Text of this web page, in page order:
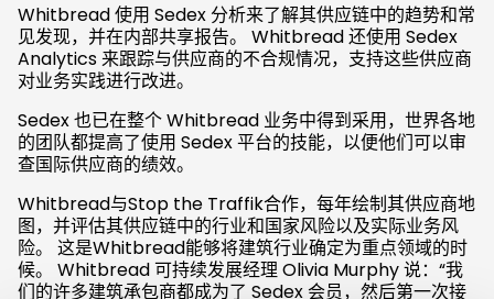
Whitbread 使用 Sedex 分析来了解其供应链中的趋势和常
见发现，并在内部共享报告。 Whitbread 还使用 Sedex
Analytics 来跟踪与供应商的不合规情况，支持这些供应商
对业务实践进行改进。
Sedex 也已在整个 Whitbread 业务中得到采用，世界各地
的团队都提高了使用 Sedex 平台的技能，以便他们可以审
查国际供应商的绩效。
Whitbread与Stop the Traffik合作，每年绘制其供应商地
图，并评估其供应链中的行业和国家风险以及实际业务风
险。 这是Whitbread能够将建筑行业确定为重点领域的时
候。 Whitbread 可持续发展经理 Olivia Murphy 说：“我
们的许多建筑承包商都成为了 Sedex 会员，然后第一次接